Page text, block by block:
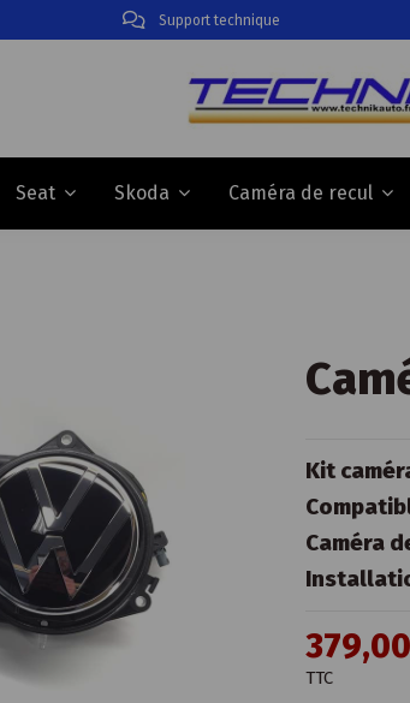
Support technique
Seat Skoda Caméra de recul
Kit
Caméra
TTC